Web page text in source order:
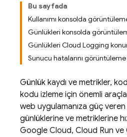
Bu sayfada
Kullanımı konsolda
Günlükleri konsolda
Günlükleri Cloud Logging
Sunucu hatalarını görüntüleme
Günlük kaydı ve metrikler,
kodu izleme için önemli
web uygulamanıza güç
günlüklerine ve metriklerine
Google Cloud, Cloud Run ve